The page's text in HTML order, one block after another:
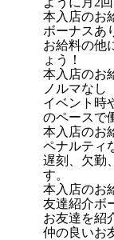
本入店のお
ボーナスあ
お給料の他
ょう！
本入店のお
ノルマなし
イベント時
のペースで
本入店のお
ペナルティ
遅刻、欠勤
す。
本入店のお
友達紹介ボ
お友達を紹
仲の良いお